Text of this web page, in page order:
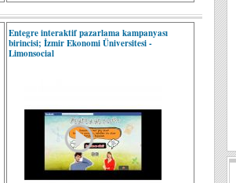
Entegre interaktif pazarlama kampanyası
birincisi; İzmir Ekonomi Üniversitesi -
Limonsocial